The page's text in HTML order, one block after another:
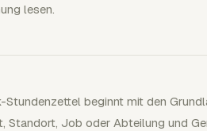
lesen.
Stundenzettel beginnt mit den
Standort, Job oder Abteilung und